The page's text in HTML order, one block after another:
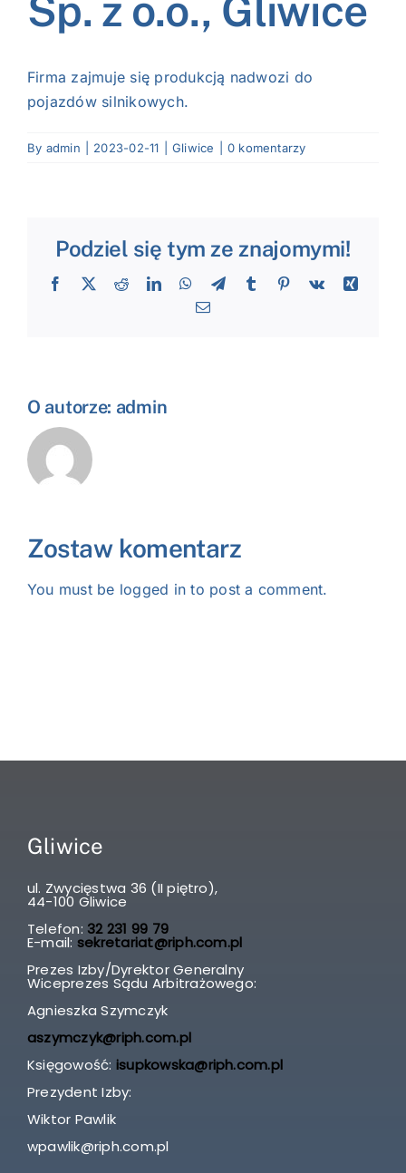
NASI EKSPERCI
SĄD ARBITRAŻOWY
Firma zajmuje się produkcją nadwozi do
pojazdów silnikowych.
By admin 2023-02-11 Gliwice 0 komentarzy
Podziel się tym ze znajomymi!
Facebook
X RedditLinkedInWhatsApp
TelegramTumblr Pinterest
Vk
Xing
Email
O autorze: admin
Zostaw komentarz
You must be logged in to post a comment.
Gliwice
ul. Zwycięstwa 36 (II piętro),
44-100 Gliwice
Telefon: 32 231 99 79
E-mail: sekretariat@riph.com.pl
Prezes Izby/Dyrektor Generalny
Wiceprezes Sądu Arbitrażowego:
Agnieszka Szymczyk
aszymczyk@riph.com.pl
Księgowość: isupkowska@riph.com.pl
Prezydent Izby:
Wiktor Pawlik
wpawlik@riph.com.pl